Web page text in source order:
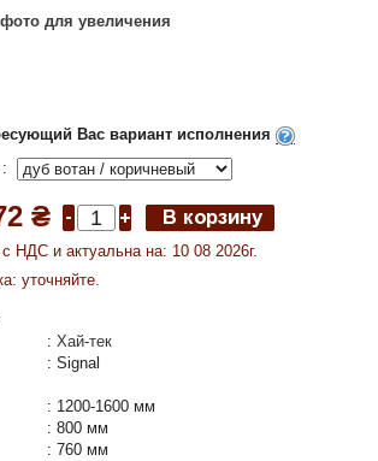
для увеличения
Вас вариант исполнения
:
₴
НДС и актуальна на: 10 08 2026г.
уточняйте.
: Хай-тек
: Signal
: 1200-1600 мм
: 800 мм
: 760 мм